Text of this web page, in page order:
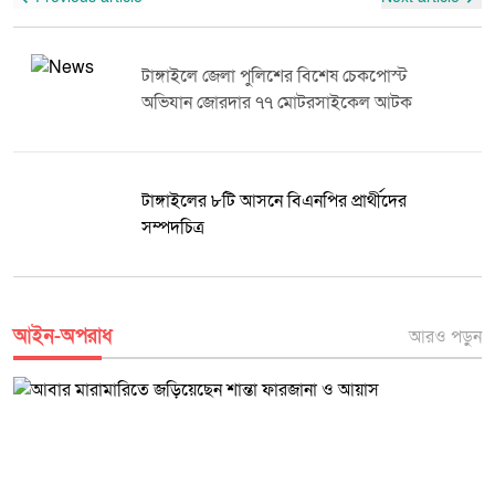
চিহ্নিত করে দৃষ্টান্তমূলক শাস্তির ব্যবস্থা করা হোক। এ বিষয়ে ধনবাড়ী থানার পুলিশ
জানায়, মরদেহ ময়নাতদন্তের জন্য পাঠানো হয়েছে। প্রতিবেদন হাতে পাওয়ার পর
এবং তদন্তের ভিত্তিতে মৃত্যুর প্রকৃত কারণ উদঘাটন করে প্রয়োজনীয় আইনগত
ব্যবস্থা নেওয়া হবে।
বিশেষ অবদান রাখা ব্যক্তি ও প্রতিষ্ঠানের প্রতিনিধিদের মাঝে সম্মাননা সনদ বিতরণ
এবং পরিবার পরিকল্পনা সেবার গুরুত্ব তুলে ধরতে গুরুত্বপূর্ণ ভূমিকা রাখবে বলে
টাঙ্গাইলে জেলা পুলিশের বিশেষ চেকপোস্ট
অভিযান জোরদার ৭৭ মোটরসাইকেল আটক
টাঙ্গাইলের ৮টি আসনে বিএনপির প্রার্থীদের
সম্পদচিত্র
আইন-অপরাধ আরও পড়ুন